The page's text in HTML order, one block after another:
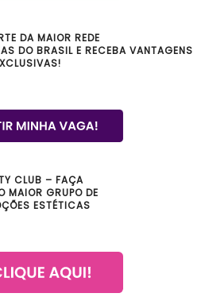
DA MAIOR REDE
DO BRASIL E RECEBA VANTAGENS
CLUB – FAÇA
MAIOR GRUPO DE
ESTÉTICAS